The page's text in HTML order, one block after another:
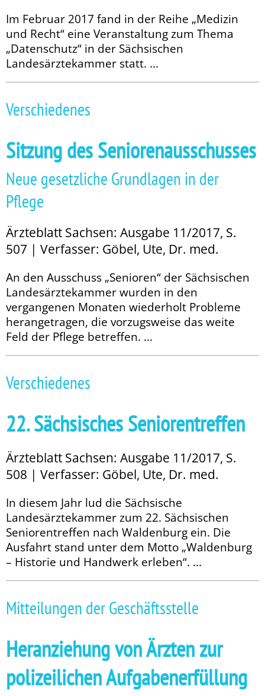
Im Februar 2017 fand in der Reihe „Medizin
und Recht“ eine Veranstaltung zum Thema
„Datenschutz“ in der Sächsischen
Landesärztekammer statt. ...
Verschiedenes
Sitzung des Senioren­­ausschusses
Neue gesetzliche Grundlagen in der
Pflege
Ärzteblatt Sachsen: Ausgabe 11/2017, S.
507 | Verfasser: Göbel, Ute, Dr. med.
An den Ausschuss „Senioren“ der Sächsischen
Landesärztekammer wur­den in den
vergangenen Monaten wiederholt Probleme
herangetragen, die vorzugsweise das weite
Feld der Pflege betreffen. ...
Verschiedenes
22. Sächsisches ­Seniorentreffen
Ärzteblatt Sachsen: Ausgabe 11/2017, S.
508 | Verfasser: Göbel, Ute, Dr. med.
In diesem Jahr lud die Sächsische
Landesärztekammer zum 22. Sächsischen
Seniorentreffen nach Waldenburg ein. Die
Ausfahrt stand unter dem Motto „Waldenburg
– Historie und Handwerk erleben“. ...
Mitteilungen der Geschäftsstelle
Heranziehung von Ärzten zur
polizeilichen Aufgaben­erfüllung